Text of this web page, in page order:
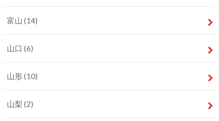
富山 (14)
山口 (6)
山形 (10)
山梨 (2)